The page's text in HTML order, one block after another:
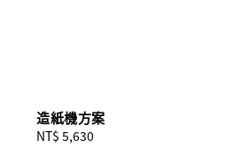
造紙機方案
Regular
NT$ 5,630